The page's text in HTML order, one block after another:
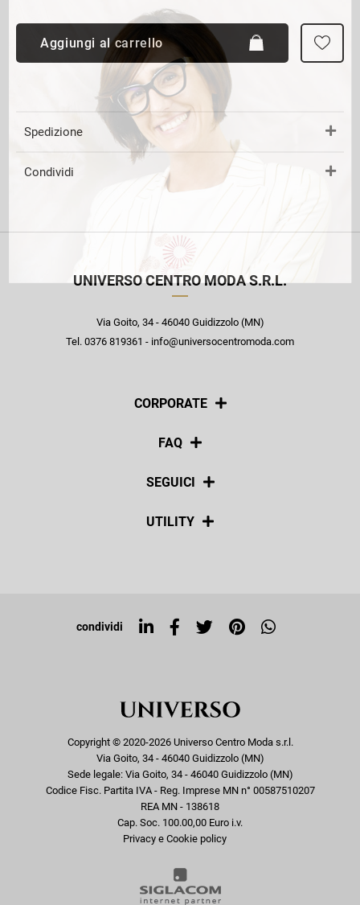
Aggiungi al carrello
Spedizione
Condividi
UNIVERSO CENTRO MODA S.R.L.
Via Goito, 34 - 46040 Guidizzolo (MN)
Tel. 0376 819361 - info@universocentromoda.com
CORPORATE
Chi siamo
FAQ
Pagamenti
SEGUICI
Social
UTILITY
Top ricerche
condividi
Copyright © 2020-2026 Universo Centro Moda s.r.l.
Via Goito, 34 - 46040 Guidizzolo (MN)
Sede legale: Via Goito, 34 - 46040 Guidizzolo (MN)
Codice Fisc. Partita IVA - Reg. Imprese MN n° 00587510207
REA MN - 138618
Cap. Soc. 100.00,00 Euro i.v.
Privacy e Cookie policy